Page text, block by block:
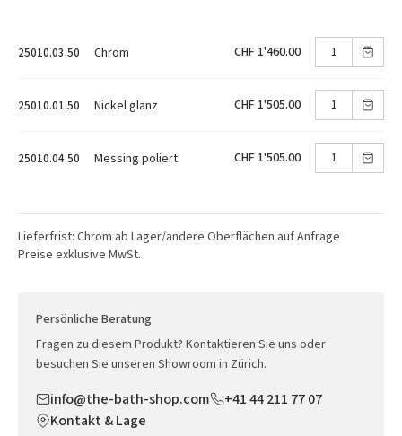
25010.03.50 Chrom CHF 1'460.00
25010.01.50 Nickel glanz CHF 1'505.00
25010.04.50 Messing poliert CHF 1'505.00
Lieferfrist: Chrom ab Lager/andere Oberflächen auf Anfrage
Preise exklusive MwSt.
Persönliche Beratung
Fragen zu diesem Produkt? Kontaktieren Sie uns oder
besuchen Sie unseren Showroom in Zürich.
info@the-bath-shop.com
+41 44 211 77 07
Kontakt & Lage